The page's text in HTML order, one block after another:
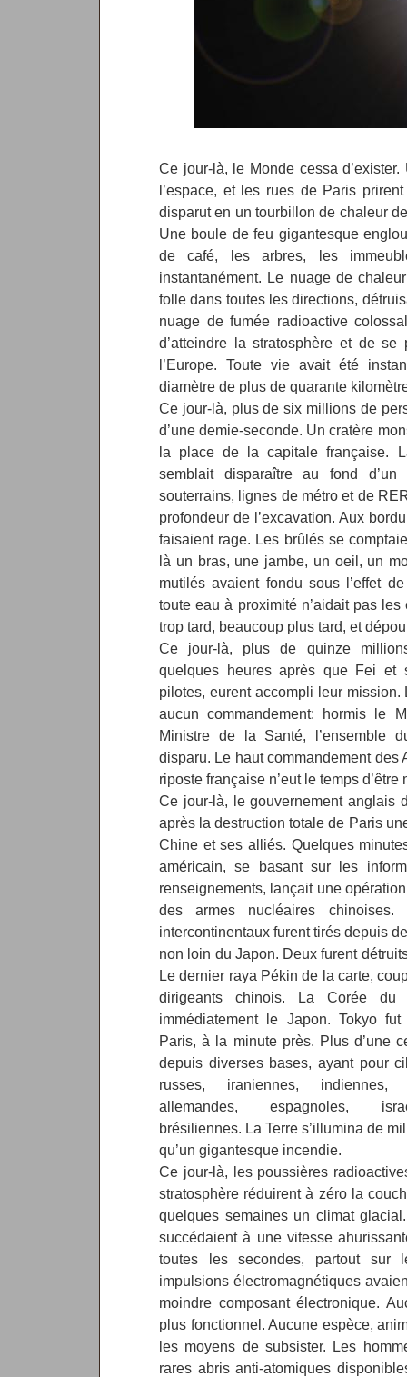
Ce jour-là, le Monde cessa
l’espace, et les rues de Paris prirent
disparut en un tourbillon de chaleur
Une boule de feu gigantesque
de café, les arbres, les
instantanément. Le nuage de
folle dans toutes les directions,
nuage de fumée radioactive
d’atteindre la stratosphère et de se
l’Europe. Toute vie avait été
diamètre de plus de quarante
Ce jour-là, plus de six millions de
d’une demie-seconde. Un cratère
la place de la capitale française.
semblait disparaître au fond
souterrains, lignes de métro et de
profondeur de l’excavation. Aux
faisaient rage. Les brûlés se
là un bras, une jambe, un oeil, un
mutilés avaient fondu sous l’effet
toute eau à proximité n’aidait pas
trop tard, beaucoup plus tard, et
Ce jour-là, plus de quinze
quelques heures après que Fei et
pilotes, eurent accompli leur
aucun commandement: hormis le
Ministre de la Santé, l’ensemble
disparu. Le haut commandement des
riposte française n’eut le temps d’être
Ce jour-là, le gouvernement anglais
après la destruction totale de Paris
Chine et ses alliés. Quelques
américain, se basant sur les
renseignements, lançait une
des armes nucléaires chinoises.
intercontinentaux furent tirés depuis
non loin du Japon. Deux furent
Le dernier raya Pékin de la carte,
dirigeants chinois. La Corée du
immédiatement le Japon. Tokyo
Paris, à la minute près. Plus d’une
depuis diverses bases, ayant pour
russes, iraniennes, indiennes,
allemandes, espagnoles,
brésiliennes. La Terre s’illumina de
qu’un gigantesque incendie.
Ce jour-là, les poussières
stratosphère réduirent à zéro la
quelques semaines un climat
succédaient à une vitesse
toutes les secondes, partout sur
impulsions électromagnétiques
moindre composant électronique.
plus fonctionnel. Aucune espèce,
les moyens de subsister. Les
rares abris anti-atomiques